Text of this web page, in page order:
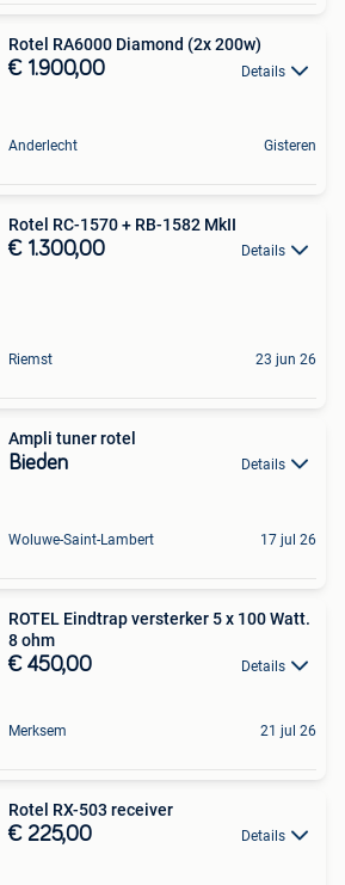
Rotel RA6000 Diamond (2x 200w)
€ 1.900,00 Details
Anderlecht Gisteren
Rotel RC-1570 + RB-1582 MkII
€ 1.300,00 Details
Riemst 23 jun 26
Ampli tuner rotel
Bieden Details
Woluwe-Saint-Lambert 17 jul 26
ROTEL Eindtrap versterker 5 x 100 Watt.
8 ohm
€ 450,00 Details
Merksem 21 jul 26
Rotel RX-503 receiver
€ 225,00 Details